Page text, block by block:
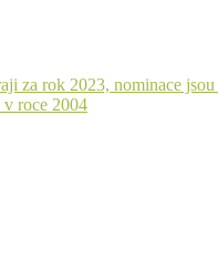
za rok 2023, nominace
v roce 2004